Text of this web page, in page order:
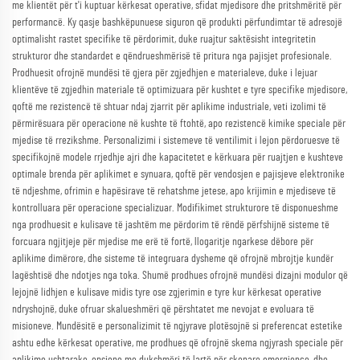
me klientët për t'i kuptuar kërkesat operative, sfidat mjedisore dhe pritshmëritë për
performancë. Ky qasje bashkëpunuese siguron që produkti përfundimtar të adresojë
optimalisht rastet specifike të përdorimit, duke ruajtur saktësisht integritetin
strukturor dhe standardet e qëndrueshmërisë të pritura nga pajisjet profesionale.
Prodhuesit ofrojnë mundësi të gjera për zgjedhjen e materialeve, duke i lejuar
klientëve të zgjedhin materiale të optimizuara për kushtet e tyre specifike mjedisore,
qoftë me rezistencë të shtuar ndaj zjarrit për aplikime industriale, veti izolimi të
përmirësuara për operacione në kushte të ftohtë, apo rezistencë kimike speciale për
mjedise të rrezikshme. Personalizimi i sistemeve të ventilimit i lejon përdoruesve të
specifikojnë modele rrjedhje ajri dhe kapacitetet e kërkuara për ruajtjen e kushteve
optimale brenda për aplikimet e synuara, qoftë për vendosjen e pajisjeve elektronike
të ndjeshme, ofrimin e hapësirave të rehatshme jetese, apo krijimin e mjediseve të
kontrolluara për operacione specializuar. Modifikimet strukturore të disponueshme
nga prodhuesit e kulisave të jashtëm me përdorim të rëndë përfshijnë sisteme të
forcuara ngjitjeje për mjedise me erë të fortë, llogaritje ngarkese dëbore për
aplikime dimërore, dhe sisteme të integruara dysheme që ofrojnë mbrojtje kundër
lagështisë dhe ndotjes nga toka. Shumë prodhues ofrojnë mundësi dizajni modulor që
lejojnë lidhjen e kulisave midis tyre ose zgjerimin e tyre kur kërkesat operative
ndryshojnë, duke ofruar skalueshmëri që përshtatet me nevojat e evoluara të
misioneve. Mundësitë e personalizimit të ngjyrave plotësojnë si preferencat estetike
ashtu edhe kërkesat operative, me prodhues që ofrojnë skema ngjyrash speciale për